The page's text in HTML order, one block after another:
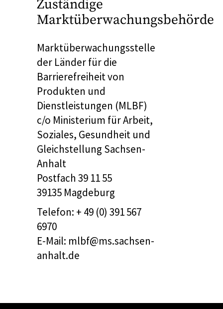
Zuständige
Marktüberwachungsbehörde
Marktüberwachungsstelle
der Länder für die
Barrierefreiheit von
Produkten und
Dienstleistungen (MLBF)
c/o Ministerium für Arbeit,
Soziales, Gesundheit und
Gleichstellung Sachsen-
Anhalt
Postfach 39 11 55
39135 Magdeburg
Telefon: + 49 (0) 391 567
6970
E-Mail: mlbf@ms.sachsen-
anhalt.de